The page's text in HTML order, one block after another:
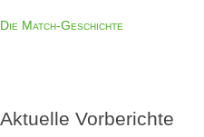
Die Match-Geschichte
Aktuelle Vorberichte